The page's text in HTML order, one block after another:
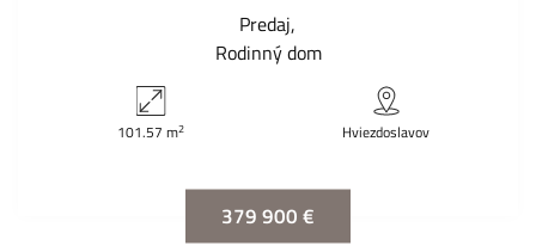
Predaj
Rodinný dom
101.57 m2 Hviezdoslavov
379 900 €